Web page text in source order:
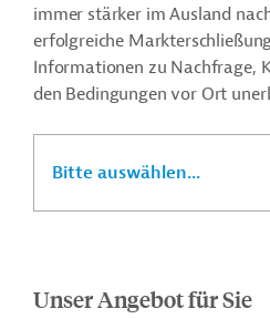
immer stärker im Ausland
erfolgreiche
Informationen zu Nachfrage,
den Bedingungen vor Ort
Bitte auswählen...
Unser Angebot für Sie